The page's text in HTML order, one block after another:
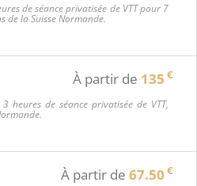
de séance privatisée de VTT pour 7
de la Suisse Normande.
À partir de 135 €
heures de séance privatisée de VTT,
À partir de 67.50 €